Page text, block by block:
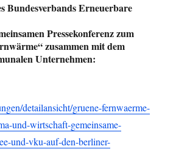
Bundesverbands Erneuerbare
Pressekonferenz zum
zusammen mit dem
Unternehmen:
detailansicht/gruene-fernwaerme-
und-wirtschaft-gemeinsame-
und-vku-auf-den-berliner-